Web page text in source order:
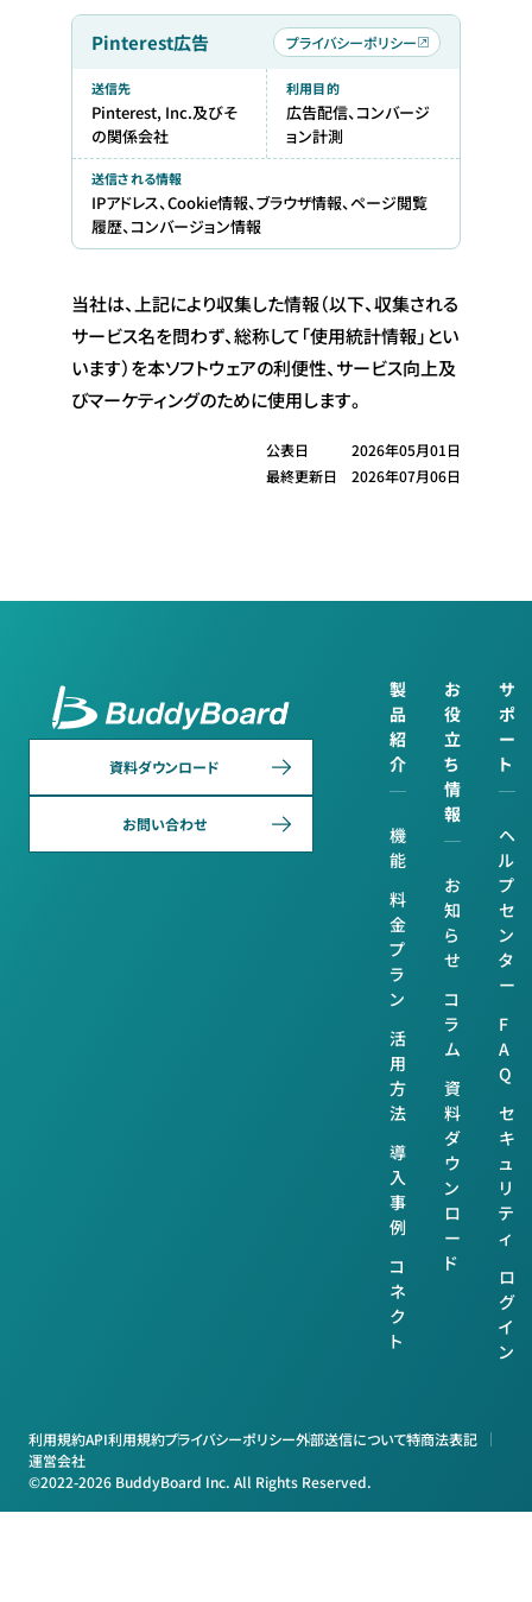
Pinterest広告 プライバシーポリシー
送信先
Pinterest, Inc.及びそ
の関係会社
利用目的
広告配信、コンバージ
ョン計測
送信される情報
IPアドレス、Cookie情報、ブラウザ情報、ページ閲覧
履歴、コンバージョン情報
当社は、上記により収集した情報（以下、収集される
サービス名を問わず、総称して「使用統計情報」とい
います）を本ソフトウェアの利便性、サービス向上及
びマーケティングのために使用します。
公表日
2026年05月01日
最終更新日
2026年07月06日
資料ダウンロード
お問い合わせ
製
品
紹
介
機
能
料
金
プ
ラ
ン
活
用
方
法
導
入
事
例
コ
ネ
ク
ト
お
役
立
ち
情
報
お
知
ら
せ
コ
ラ
ム
資
料
ダ
ウ
ン
ロ
ー
ド
サ
ポ
ー
ト
ヘ
ル
プ
セ
ン
タ
ー
F
A
Q
セ
キ
ュ
リ
テ
ィ
ロ
グ
イ
ン
利用規約API利用規約プライバシーポリシー外部送信について特商法表記
運営会社
©2022-2026 BuddyBoard Inc. All Rights Reserved.